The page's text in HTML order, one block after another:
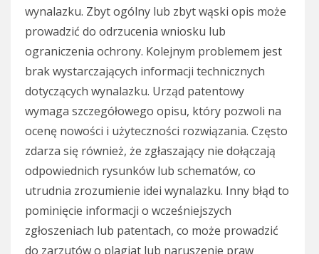
wynalazku. Zbyt ogólny lub zbyt wąski opis może
prowadzić do odrzucenia wniosku lub
ograniczenia ochrony. Kolejnym problemem jest
brak wystarczających informacji technicznych
dotyczących wynalazku. Urząd patentowy
wymaga szczegółowego opisu, który pozwoli na
ocenę nowości i użyteczności rozwiązania. Często
zdarza się również, że zgłaszający nie dołączają
odpowiednich rysunków lub schematów, co
utrudnia zrozumienie idei wynalazku. Inny błąd to
pominięcie informacji o wcześniejszych
zgłoszeniach lub patentach, co może prowadzić
do zarzutów o plagiat lub naruszenie praw